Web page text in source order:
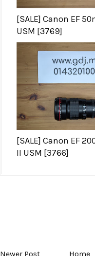
[SALE] Canon EF
USM [3769]
[SALE] Canon EF
II USM [3766]
Newer Post Home